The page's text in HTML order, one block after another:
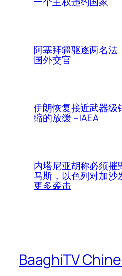
阿塞拜疆驱逐两名法
国外交官
伊朗恢复接近武器级
缩的放缓 – IAEA
内塔尼亚胡称必须摧
马斯，以色列对加沙
更多袭击
BaaghiTV